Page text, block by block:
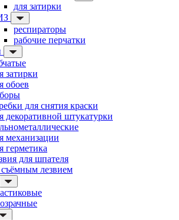
для затирки
респираторы
рабочие перчатки
затирки
обоев
для снятия краски
декоративной штукатурки
механизации
герметика
для шпателя
съёмным лезвием